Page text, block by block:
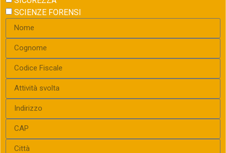
SCIENZE FORENSI